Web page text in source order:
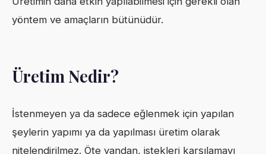
yöntem ve amaçların bütünüdür.
Üretim Nedir?
İstenmeyen ya da sadece eğlenmek için yapılan
şeylerin yapımı ya da yapılması üretim olarak
nitelendirilmez. Öte yandan, istekleri karşılamayı